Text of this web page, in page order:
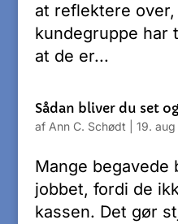
at reflektere
kundegruppe har
at de er...
Sådan bliver du set
af Ann C. Schødt 19.
Mange begavede
jobbet, fordi de
kassen. Det gør